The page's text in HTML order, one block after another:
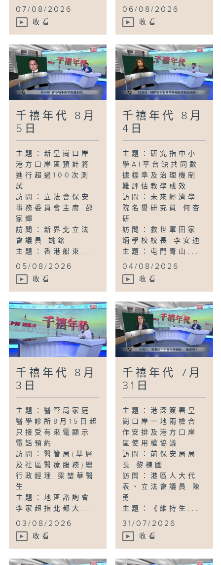
...
07/08/2026
收看
06/08/2026
收看
千禧年代 8月
5日
主題：新皇崗口岸
港方口岸區預計將
進行超過100次測
試
訪問：立法會保安
事務委員會主席 邵
家輝
訪問：新界北立法
會議員 姚銘
主題：香港船東...
05/08/2026
收看
千禧年代 8月
4日
主題：研究指中小
學AI平台缺共同數
據標準及治理機制
難評估教學成效
訪問：未來經濟學
院名譽研究員 何杏
研
訪問：救世軍田家
炳學校校長 李安迪
主題：屯門青山...
04/08/2026
收看
千禧年代 8月
3日
主題：醫管局家庭
醫學診所8月15日起
只接受有來電顯示
電話預約
訪問：醫管局(基層
及社區醫療服務)總
行政經理 梁堃華醫
生
主題：地區諮詢會
李家超指北都大...
03/08/2026
收看
千禧年代 7月
31日
主題：港深簽署皇
崗口岸一地兩檢合
作安排及港方口岸
區使用權協議
訪問：前保安局局
長 黎棟國
訪問：港區人大代
表、立法會議員 陳
勇
主題：《維持生...
31/07/2026
收看